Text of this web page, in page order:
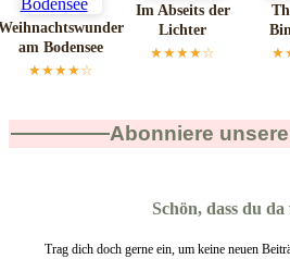
am Bodensee
★★★★☆
Im Abseits der
Lichter
★★★★☆
Abonniere
Schön, dass du
Trag dich doch gerne ein, um keine neuen